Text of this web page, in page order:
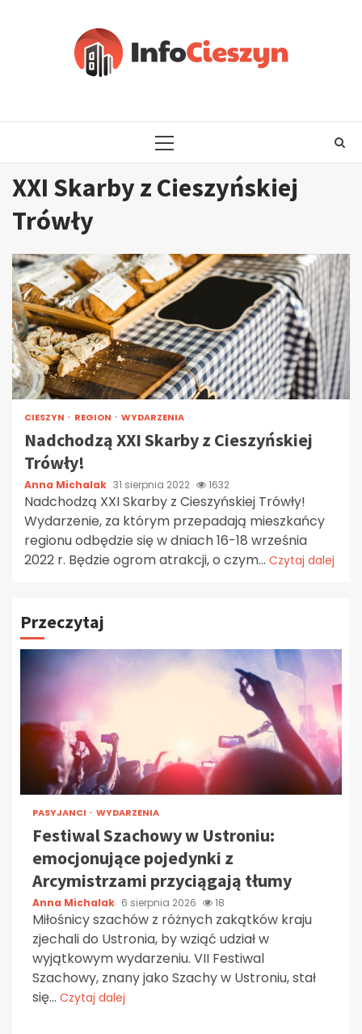
PRIMARY
XXI Skarby z Cieszyńskiej
Trówły
CIESZYN REGION WYDARZENIA
Nadchodzą XXI Skarby z Cieszyńskiej
Trówły!
Anna Michalak 31 sierpnia 2022 1632
Nadchodzą XXI Skarby z Cieszyńskiej Trówły!
Wydarzenie, za którym przepadają mieszkańcy
regionu odbędzie się w dniach 16-18 września
2022 r. Będzie ogrom atrakcji, o czym... Czytaj dalej
Przeczytaj
PASYJANCI WYDARZENIA
Festiwal Szachowy w Ustroniu:
emocjonujące pojedynki z
Arcymistrzami przyciągają tłumy
Anna Michalak 6 sierpnia 2026 18
Miłośnicy szachów z różnych zakątków kraju
zjechali do Ustronia, by wziąć udział w
wyjątkowym wydarzeniu. VII Festiwal
Szachowy, znany jako Szachy w Ustroniu, stał
się... Czytaj dalej